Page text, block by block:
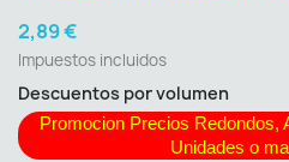
2,89 €
Impuestos incluidos
Descuentos por volumen
Promocion Precios Redondos,
Unidades o